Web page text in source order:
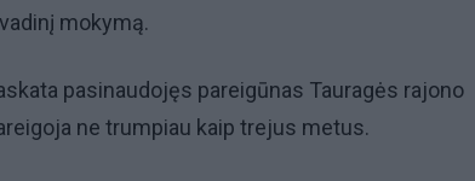
mokymą.
pasinaudojęs pareigūnas Tauragės rajono
ne trumpiau kaip trejus metus.